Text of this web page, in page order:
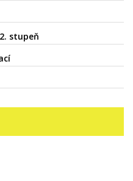
stupeň